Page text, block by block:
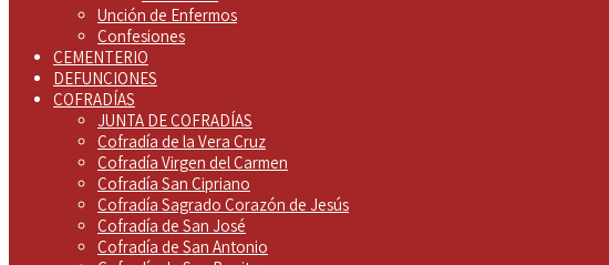
Unción de Enfermos
Confesiones
CEMENTERIO
DEFUNCIONES
COFRADÍAS
JUNTA DE COFRADÍAS
Cofradía de la Vera Cruz
Cofradía Virgen del Carmen
Cofradía San Cipriano
Cofradía Sagrado Corazón de Jesús
Cofradía de San José
Cofradía de San Antonio